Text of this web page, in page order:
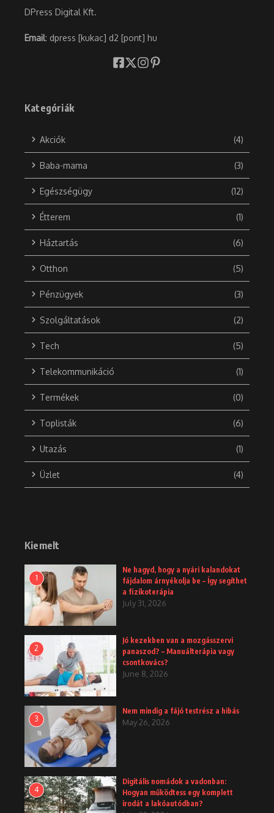
DPress Digital Kft.
Email: dpress [kukac] d2 [pont] hu
Kategóriák
Akciók (4)
Baba-mama (3)
Egészségügy (12)
Étterem (1)
Háztartás (6)
Otthon (5)
Pénzügyek (3)
Szolgáltatások (2)
Tech (5)
Telekommunikáció (1)
Termékek (0)
Toplisták (6)
Utazás (1)
Üzlet (4)
Kiemelt
1
Ne hagyd, hogy a nyári kalandokat
fájdalom árnyékolja be – Így segíthet
a fizikoterápia
July 31, 2026
2
Jó kezekben van a mozgásszervi
panaszod? – Manuálterápia vagy
csontkovács?
June 8, 2026
3
Nem mindig a fájó testrész a hibás
May 26, 2026
4
Digitális nomádok a vadonban:
Hogyan működtess egy komplett
irodát a lakóautódban?